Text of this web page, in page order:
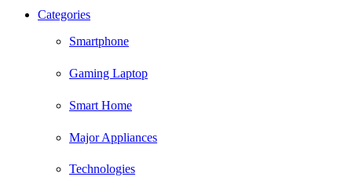
Categories
Smartphone
Gaming Laptop
Smart Home
Major Appliances
Technologies